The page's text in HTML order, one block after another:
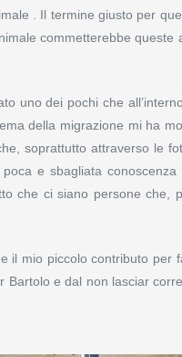
. Il termine giusto per
commetterebbe queste
uno dei pochi che
della migrazione mi ha
soprattutto attraverso le
e sbagliata
che ci siano persone che,
il mio piccolo contributo
Bartolo e dal non lasciar